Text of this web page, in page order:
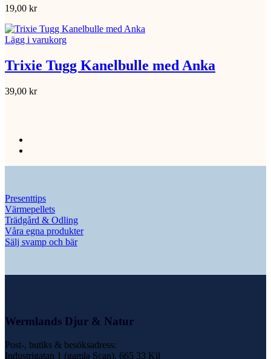
19,00 kr
Lägg i varukorg
Trixie Tugg Kanelbulle med Anka
39,00 kr
Presenttips
Värmepellets
Trädgård & Odling
Våra egna produkter
Sälj svamp och bär
Wermlands Djur & Natur
Post-, butiks & besöksadress:
Industrigatan 1 (gamla Scan), 665 33 Kil